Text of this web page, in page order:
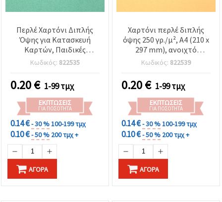
Περλέ Χαρτόνι Διπλής
Όψης για Κατασκευή
Καρτών, Παιδικές
Χειροτεχνίες &
Διακόσμηση, 250 γρ/μ²,
A4 (210x297 mm),
Τιρκουάζ - 1 φύλλο
Κωδικός: 822535
0.20€ 1-99 τμχ
ΕΚΠΤΏΣΕΙΣ
ΓΙΑ ΠΟΣΌΤΗΤΑ
0.14 €- 30 %100-199 τμχ
0.10 €- 50 % 200 τμχ +
ΑΓΟΡΆ
Χαρτόνι περλέ διπλής
όψης 250 γρ./μ², A4 (210 x
297 mm), ανοιχτό
κίτρινο - 1 τεμ.
Κωδικός: 822539
0.20€ 1-99 τμχ
ΕΚΠΤΏΣΕΙΣ
ΓΙΑ ΠΟΣΌΤΗΤΑ
0.14 €- 30 %100-199 τμχ
0.10 €- 50 % 200 τμχ +
ΑΓΟΡΆ